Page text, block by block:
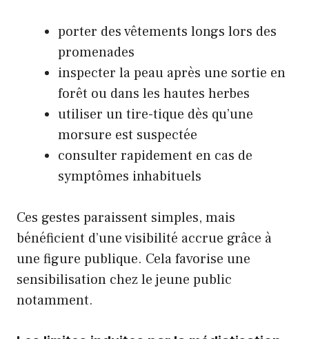
porter des vêtements longs lors des
promenades
inspecter la peau après une sortie en
forêt ou dans les hautes herbes
utiliser un tire-tique dès qu’une
morsure est suspectée
consulter rapidement en cas de
symptômes inhabituels
Ces gestes paraissent simples, mais
bénéficient d’une visibilité accrue grâce à
une figure publique. Cela favorise une
sensibilisation chez le jeune public
notamment.